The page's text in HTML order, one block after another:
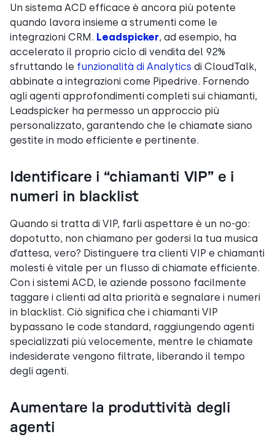
Un sistema ACD efficace è ancora più potente
quando lavora insieme a strumenti come le
integrazioni CRM. Leadspicker, ad esempio, ha
accelerato il proprio ciclo di vendita del 92%
sfruttando le funzionalità di Analytics di CloudTalk,
abbinate a integrazioni come Pipedrive. Fornendo
agli agenti approfondimenti completi sui chiamanti,
Leadspicker ha permesso un approccio più
personalizzato, garantendo che le chiamate siano
gestite in modo efficiente e pertinente.
Identificare i “chiamanti VIP” e i
numeri in blacklist
Quando si tratta di VIP, farli aspettare è un no-go:
dopotutto, non chiamano per godersi la tua musica
d’attesa, vero? Distinguere tra clienti VIP e chiamanti
molesti è vitale per un flusso di chiamate efficiente.
Con i sistemi ACD, le aziende possono facilmente
taggare i clienti ad alta priorità e segnalare i numeri
in blacklist. Ciò significa che i chiamanti VIP
bypassano le code standard, raggiungendo agenti
specializzati più velocemente, mentre le chiamate
indesiderate vengono filtrate, liberando il tempo
degli agenti.
Aumentare la produttività degli
agenti